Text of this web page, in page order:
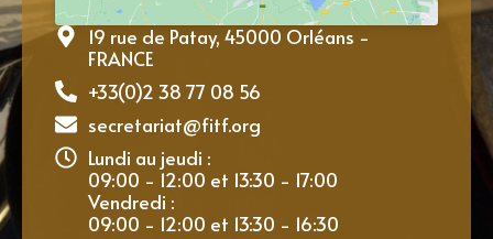
19 rue de Patay, 45000 Orléans -
FRANCE
+33(0)2 38 77 08 56
secretariat@fitf.org
Lundi au jeudi :
09:00 - 12:00 et 13:30 - 17:00
Vendredi :
09:00 - 12:00 et 13:30 - 16:30